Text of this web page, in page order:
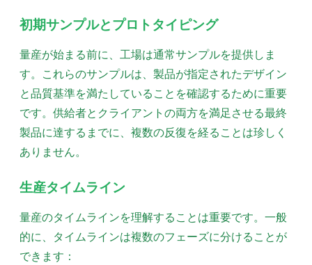
初期サンプルとプロトタイピング
量産が始まる前に、工場は通常サンプルを提供しま
す。これらのサンプルは、製品が指定されたデザイン
と品質基準を満たしていることを確認するために重要
です。供給者とクライアントの両方を満足させる最終
製品に達するまでに、複数の反復を経ることは珍しく
ありません。
生産タイムライン
量産のタイムラインを理解することは重要です。一般
的に、タイムラインは複数のフェーズに分けることが
できます：